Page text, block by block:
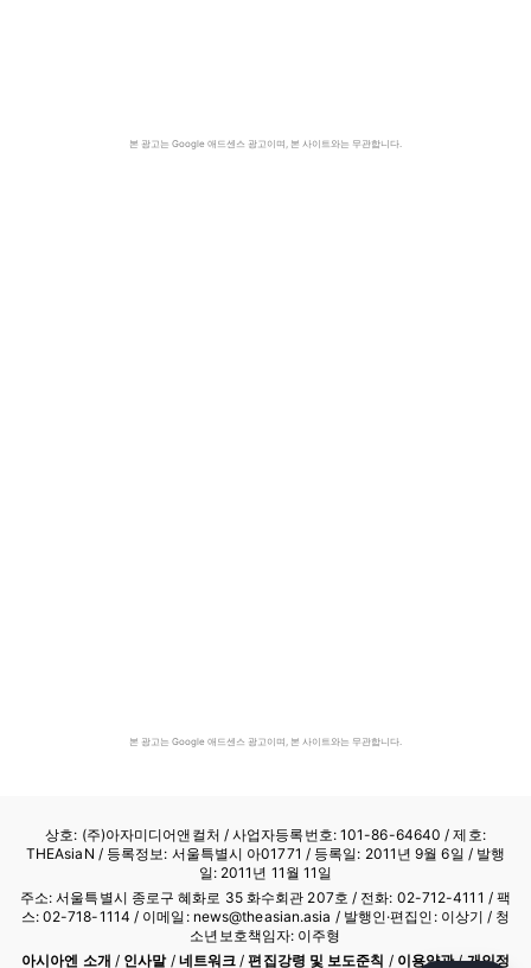
본 광고는 Google 애드센스 광고이며, 본 사이트와는 무관합니다.
본 광고는 Google 애드센스 광고이며, 본 사이트와는 무관합니다.
상호: (주)아자미디어앤컬처 /사업자등록번호: 101-86-64640 / 제호:
THEAsiaN / 등록정보: 서울특별시 아01771 / 등록일: 2011년 9월 6일 / 발행
일: 2011년 11월 11일
주소: 서울특별시 종로구 혜화로 35 화수회관 207호 / 전화: 02-712-4111 / 팩
스: 02-718-1114 / 이메일: news@theasian.asia / 발행인·편집인: 이상기 / 청
소년보호책임자: 이주형
아시아엔 소개 / 인사말/ 네트워크 /편집강령 및 보도준칙 / 이용약관/개인정